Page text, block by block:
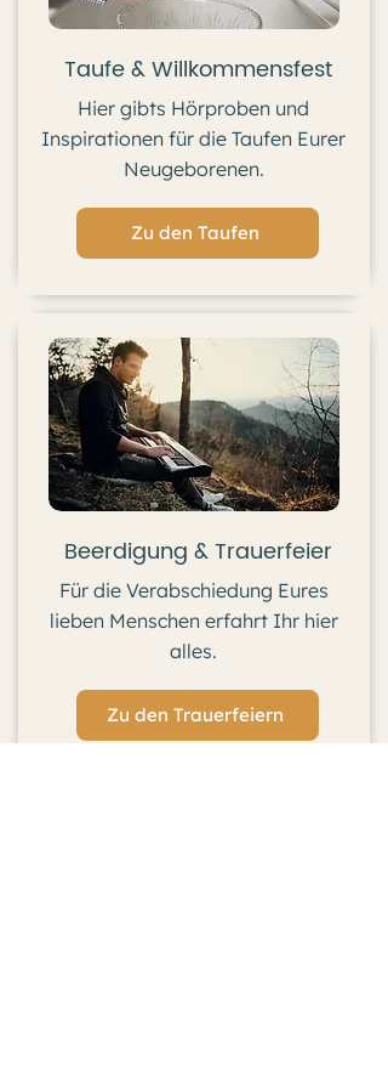
Taufe & Willkommensfest
Hier gibts Hörproben und
Inspirationen für die Taufen Eurer
Neugeborenen.
Zu den Taufen
Beerdigung & Trauerfeier
Für die Verabschiedung Eures
lieben Menschen erfahrt Ihr hier
alles.
Zu den Trauerfeiern